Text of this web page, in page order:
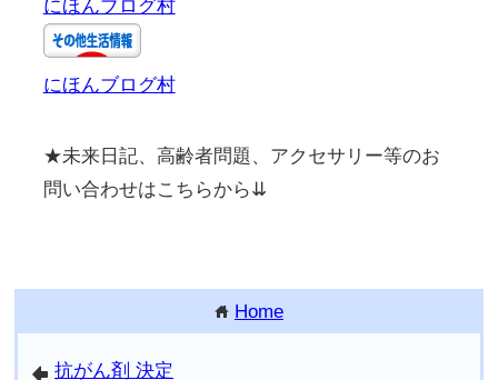
にほんブログ村
にほんブログ村
★未来日記、高齢者問題、アクセサリー等のお
問い合わせはこちらから⇊
home Home
arrowleft 抗がん剤 決定